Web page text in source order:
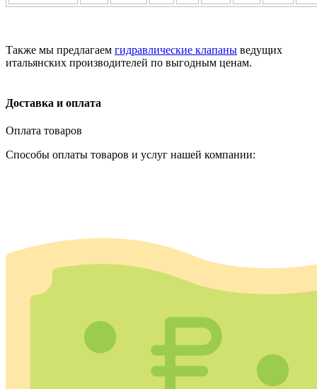
Также мы предлагаем гидравлические клапаны ведущих
итальянских производителей по выгодным ценам.
Доставка и оплата
Оплата товаров
Способы оплаты товаров и услуг нашей компании: